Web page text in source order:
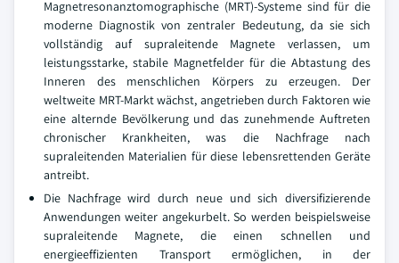
Magnetresonanztomographische (MRT)-Systeme sind für die
moderne Diagnostik von zentraler Bedeutung, da sie sich
vollständig auf supraleitende Magnete verlassen, um
leistungsstarke, stabile Magnetfelder für die Abtastung des
Inneren des menschlichen Körpers zu erzeugen. Der
weltweite MRT-Markt wächst, angetrieben durch Faktoren wie
eine alternde Bevölkerung und das zunehmende Auftreten
chronischer Krankheiten, was die Nachfrage nach
supraleitenden Materialien für diese lebensrettenden Geräte
antreibt.
Die Nachfrage wird durch neue und sich diversifizierende
Anwendungen weiter angekurbelt. So werden beispielsweise
supraleitende Magnete, die einen schnellen und
energieeffizienten Transport ermöglichen, in der